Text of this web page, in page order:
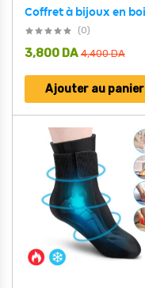
(0)
4,400DA
3,800 DA
Ajouter au panier